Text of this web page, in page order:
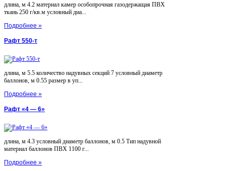
длина, м 4.2 материал камер особопрочная газодержащая ПВХ
ткань 250 г/кв.м условный диа...
Подробнее »
Рафт 550-т
длина, м 5.5 количество надувных секций 7 условный диаметр
баллонов, м 0.55 размер в уп...
Подробнее »
Рафт «4 — 6»
длина, м 4.3 условный диаметр баллонов, м 0.5 Тип надувной
материал баллонов ПВХ 1100 г...
Подробнее »